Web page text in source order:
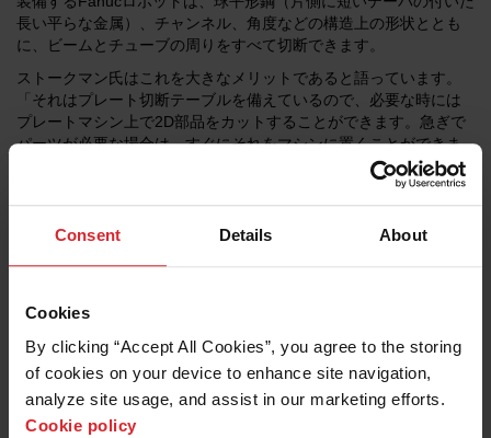
Consent Details About
Cookies
By clicking “Accept All Cookies”, you agree to the storing
of cookies on your device to enhance site navigation,
analyze site usage, and assist in our marketing efforts.
Cookie policy
長い平らな金属）、チャンネル、角度などの構造上の形状ととも
に、ビームとチューブの周りをすべて切断できます。
ストークマン氏はこれを大きなメリットであると語っています。
「それはプレート切断テーブルを備えているので、必要な時には
プレートマシン上で2D部品をカットすることができます。急ぎで
パーツが必要な場合は、すぐにそれをマシンに置くことができま
す。また、エンジニアリングの変更があった場合、中断せずに素
早く部品を切断することができます。たいへん汎用性に優れてい
ます。どんな形状でも切断することが可能です。」
軟鋼か​​ら切り取った形状は、厚さが1/4〜1インチです。最初の切
断の後、HyperthermのSureCut技術を使用して、Y字型開先とボル
れています。私たちが求めるすべての基準を上回るものです。孔
ていましたが、現在は1人で済みます。この節約は急速に効果をあ
げました。これにより、ガンダーソン社はより多くの人を、溶接
などの終了段階の作業にまわすことができ、製造のスピードアッ